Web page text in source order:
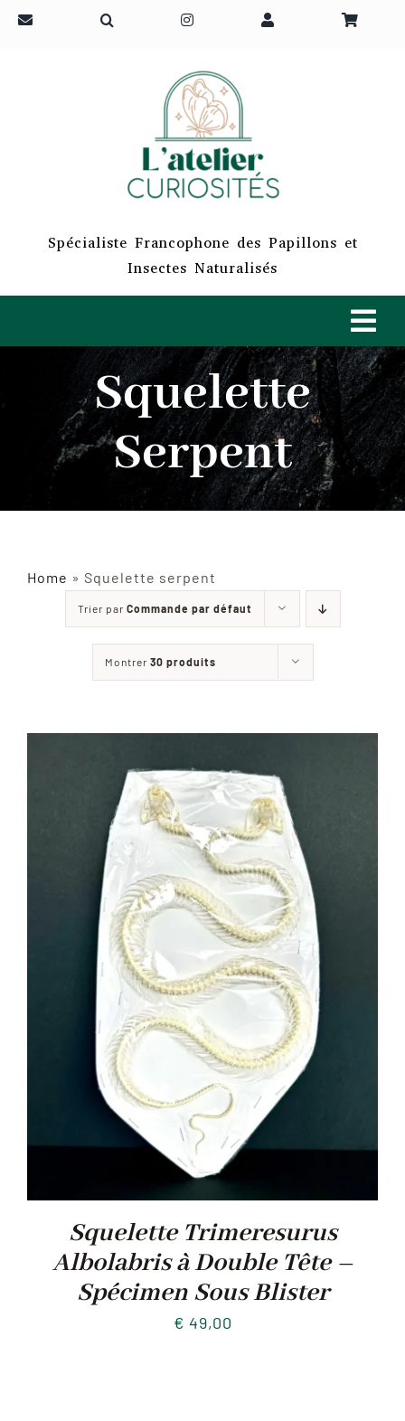
Passer
Spécialiste Francophone des Papillons et
Insectes Naturalisés
INSECTES NATURALISÉS
CURIOSITÉS
CONTACT
Squelette
Serpent
Home » Squelette serpent
Trier par Commande par défaut
Montrer 30 produits
Squelette Trimeresurus
Albolabris à Double Tête –
Spécimen Sous Blister
€ 49,00